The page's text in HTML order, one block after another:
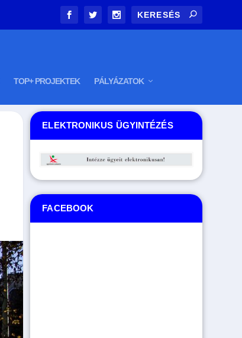
TOP+ PROJEKTEK PÁLYÁZATOK
ELEKTRONIKUS ÜGYINTÉZÉS
FACEBOOK